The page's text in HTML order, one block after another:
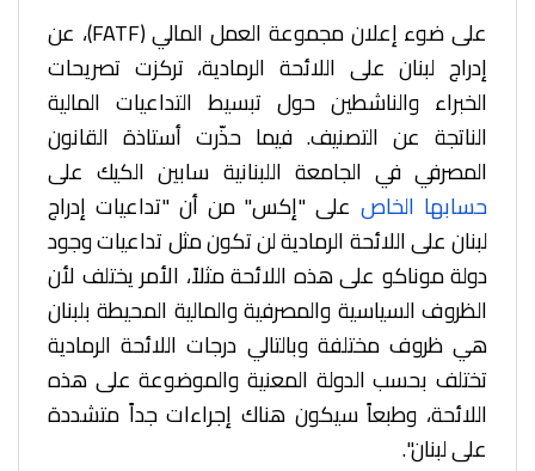
على ضوء إعلان مجموعة العمل المالي (FATF)، عن
إدراج لبنان على اللائحة الرمادية، تركزت تصريحات
الخبراء والناشطين حول تبسيط التداعيات المالية
الناتجة عن التصنيف. فيما حذّرت أستاذة القانون
المصرفي في الجامعة اللبنانية سابين الكيك على
حسابها الخاص على "إكس" من أن "تداعيات إدراج
لبنان على اللائحة الرمادية لن تكون مثل تداعيات وجود
دولة موناكو على هذه اللائحة مثلاً، الأمر يختلف لأن
الظروف السياسية والمصرفية والمالية المحيطة بلبنان
هي ظروف مختلفة وبالتالي درجات اللائحة الرمادية
تختلف بحسب الدولة المعنية والموضوعة على هذه
اللائحة، وطبعاً سيكون هناك إجراءات جداً متشددة
على لبنان".